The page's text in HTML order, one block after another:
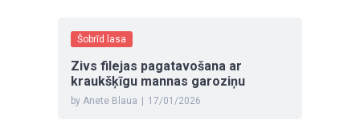
Šobrīd lasa
Zivs filejas pagatavošana ar
kraukšķīgu mannas garoziņu
by Anete Blaua 17/01/2026